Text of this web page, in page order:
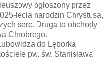
ogłoszony przez
lecia narodzin Chrystusa,
serc. Druga to obchody
Chrobrego.
do Lęborka
pw. św. Stanisława